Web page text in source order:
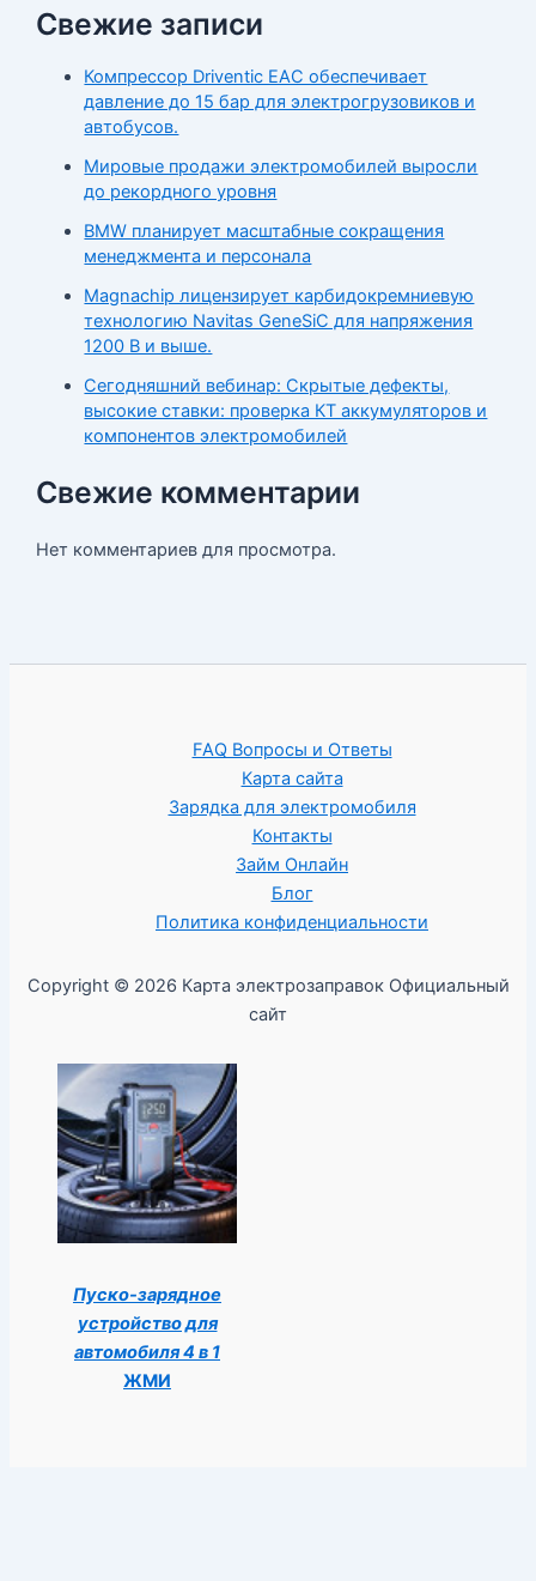
Свежие записи
Компрессор Driventic EAC обеспечивает
давление до 15 бар для электрогрузовиков и
автобусов.
Мировые продажи электромобилей выросли
до рекордного уровня
BMW планирует масштабные сокращения
менеджмента и персонала
Magnachip лицензирует карбидокремниевую
технологию Navitas GeneSiC для напряжения
1200 В и выше.
Сегодняшний вебинар: Скрытые дефекты,
высокие ставки: проверка КТ аккумуляторов и
компонентов электромобилей
Свежие комментарии
Нет комментариев для просмотра.
FAQ Вопросы и Ответы
Карта сайта
Зарядка для электромобиля
Контакты
Займ Онлайн
Блог
Политика конфиденциальности
Copyright © 2026 Карта электрозаправок Официальный
сайт
Пуско-зарядное
устройство для
автомобиля 4 в 1
ЖМИ